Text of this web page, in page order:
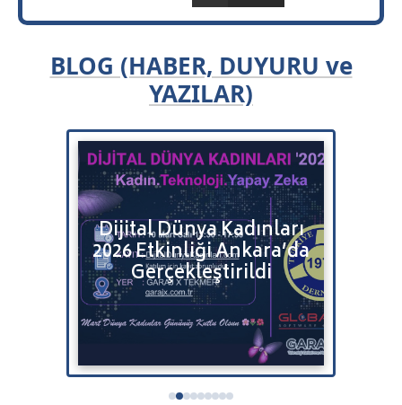
BLOG (HABER, DUYURU ve
YAZILAR)
Dijital Dünya Kadınları
2026 Etkinliği Ankara’da
Gerçekleştirildi